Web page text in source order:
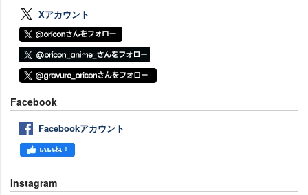
Xアカウント
Facebook
Facebookアカウント
Instagram